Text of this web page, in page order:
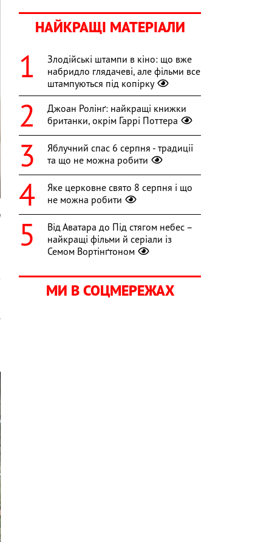
НАЙКРАЩІ МАТЕРІАЛИ
Злодійські штампи в кіно: що вже
набридло глядачеві, але фільми все
штампуються під копірку
Джоан Ролінґ: найкращі книжки
британки, окрім Гаррі Поттера
Яблучний спас 6 серпня - традиції
та що не можна робити
Яке церковне свято 8 серпня і що
не можна робити
Від Аватара до Під стягом небес –
найкращі фільми й серіали із
Семом Вортінґтоном
МИ В СОЦМЕРЕЖАХ